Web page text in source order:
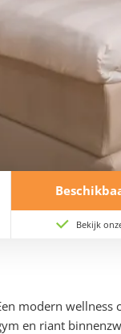
Bekijk
modern wellness
en riant